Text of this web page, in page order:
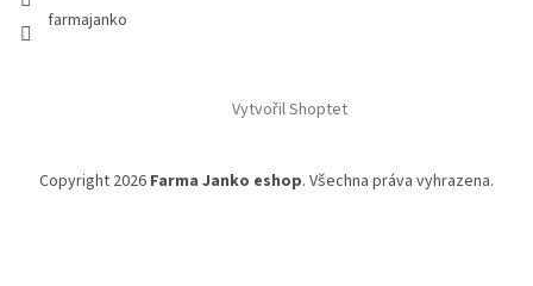
farmajanko
Vytvořil Shoptet
Copyright 2026 Farma Janko eshop. Všechna práva vyhrazena.